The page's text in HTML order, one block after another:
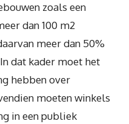
zoals een
dan 100 m2
meer dan 50%
dat kader moet het
hebben over
moeten winkels
in een publiek